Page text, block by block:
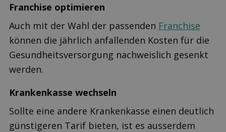
Franchise optimieren
Auch mit der Wahl der passenden Franchise
können die jährlich anfallenden Kosten für die
Gesundheitsversorgung nachweislich gesenkt
werden.
Krankenkasse wechseln
Sollte eine andere Krankenkasse einen deutlich
günstigeren Tarif bieten, ist es ausserdem